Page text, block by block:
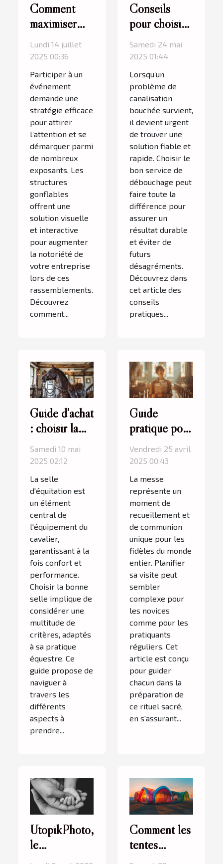
Comment
maximiser
votre
visibilité avec
des
structures
gonflables
lors
d'événements
?
Lundi 14 juillet
2025 00:36
Participer à un
événement
demande une
stratégie efficace
pour attirer
l’attention et se
démarquer parmi
de nombreux
exposants. Les
structures
gonflables
offrent une
solution visuelle
et interactive
pour augmenter
la notoriété de
votre entreprise
lors de ces
rassemblements.
Découvrez
comment...
Conseils
pour choisir
le meilleur
service de
débouchage
de
canalisation
Samedi 24 mai
2025 01:44
Lorsqu’un
problème de
canalisation
bouchée survient,
il devient urgent
de trouver une
solution fiable et
rapide. Choisir le
bon service de
débouchage peut
faire toute la
différence pour
assurer un
résultat durable
et éviter de
futurs
désagréments.
Découvrez dans
cet article des
conseils
pratiques...
Guide d'achat
: choisir la
meilleure
selle
d'équitation
selon sa
pratique
Samedi 10 mai
2025 02:12
La selle
d'équitation est
un élément
central de
l'équipement du
cavalier,
garantissant à la
fois confort et
performance.
Choisir la bonne
selle implique de
considérer une
multitude de
critères, adaptés
à sa pratique
équestre. Ce
guide propose de
naviguer à
travers les
différents
aspects à
prendre...
Guide
pratique pour
planifier
votre visite à
la messe
Vendredi 25 avril
2025 00:43
La messe
représente un
moment de
recueillement et
de communion
unique pour les
fidèles du monde
entier. Planifier
sa visite peut
sembler
complexe pour
les novices
comme pour les
pratiquants
réguliers. Cet
article est conçu
pour guider
chacun dans la
préparation de
ce rituel sacré,
en s'assurant...
UtopikPhoto,
le
photographe
Comment les
tentes
gonflables